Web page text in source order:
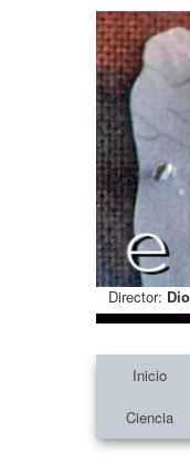
Director:
Inicio
Ciencia